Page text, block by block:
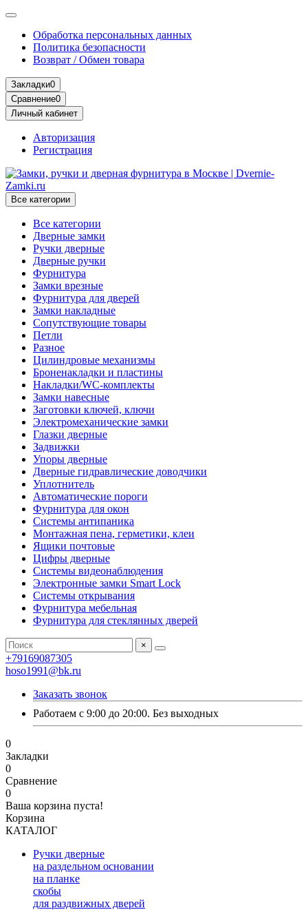
Обработка персональных данных
Политика безопасности
Возврат / Обмен товара
Закладки0
Сравнение0
Личный кабинет
Авторизация
Регистрация
Все категории
Все категории
Дверные замки
Ручки дверные
Дверные ручки
Фурнитура
Замки врезные
Фурнитура для дверей
Замки накладные
Сопутствующие товары
Петли
Разное
Цилиндровые механизмы
Броненакладки и пластины
Накладки/WC-комплекты
Замки навесные
Заготовки ключей, ключи
Электромеханические замки
Глазки дверные
Задвижки
Упоры дверные
Дверные гидравлические доводчики
Уплотнитель
Автоматические пороги
Фурнитура для окон
Системы антипаника
Монтажная пена, герметики, клеи
Ящики почтовые
Цифры дверные
Системы видеонаблюдения
Электронные замки Smart Lock
Системы открывания
Фурнитура мебельная
Фурнитура для стеклянных дверей
×
+79169087305
hoso1991@bk.ru
Заказать звонок
Работаем с 9:00 до 20:00. Без выходных
0
Закладки
0
Сравнение
0
Ваша корзина пуста!
Корзина
КАТАЛОГ
Ручки дверные
на раздельном основании
на планке
скобы
для раздвижных дверей